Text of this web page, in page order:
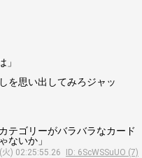
を思い出してみろジャッ
テゴリーがバラバラなカード
ないか」
) 02:25:55.26
ID: 6ScWSSuUO (7)